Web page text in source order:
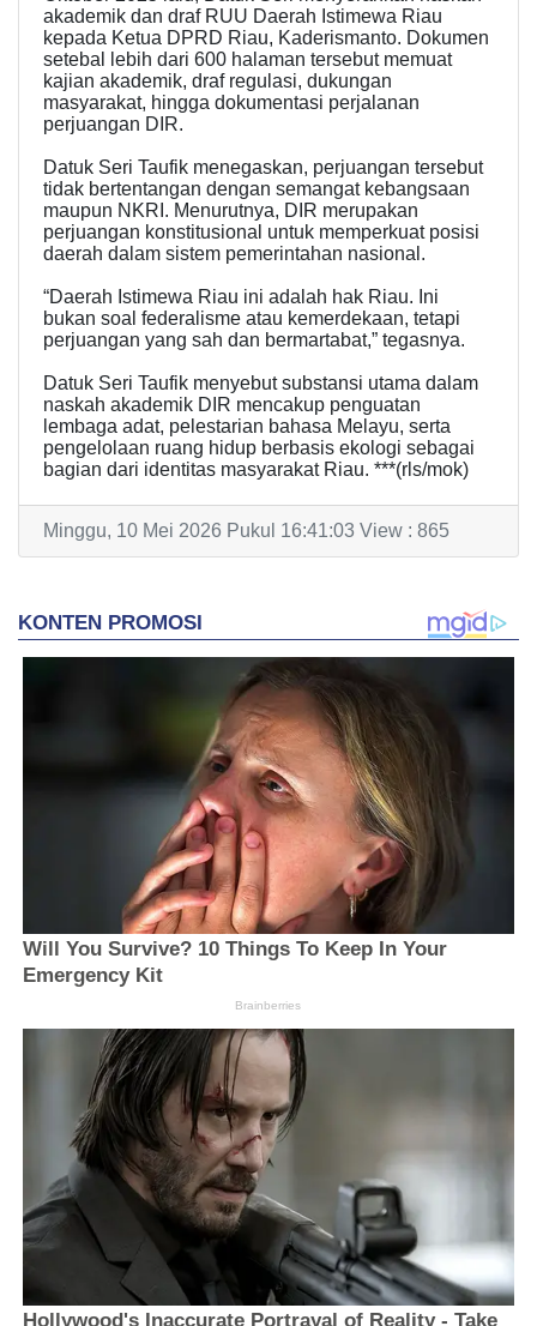
akademik dan draf RUU Daerah Istimewa Riau
kepada Ketua DPRD Riau, Kaderismanto. Dokumen
setebal lebih dari 600 halaman tersebut memuat
kajian akademik, draf regulasi, dukungan
masyarakat, hingga dokumentasi perjalanan
perjuangan DIR.
Datuk Seri Taufik menegaskan, perjuangan tersebut
tidak bertentangan dengan semangat kebangsaan
maupun NKRI. Menurutnya, DIR merupakan
perjuangan konstitusional untuk memperkuat posisi
daerah dalam sistem pemerintahan nasional.
“Daerah Istimewa Riau ini adalah hak Riau. Ini
bukan soal federalisme atau kemerdekaan, tetapi
perjuangan yang sah dan bermartabat,” tegasnya.
Datuk Seri Taufik menyebut substansi utama dalam
naskah akademik DIR mencakup penguatan
lembaga adat, pelestarian bahasa Melayu, serta
pengelolaan ruang hidup berbasis ekologi sebagai
bagian dari identitas masyarakat Riau. ***(rls/mok)
Minggu, 10 Mei 2026 Pukul 16:41:03 View : 865